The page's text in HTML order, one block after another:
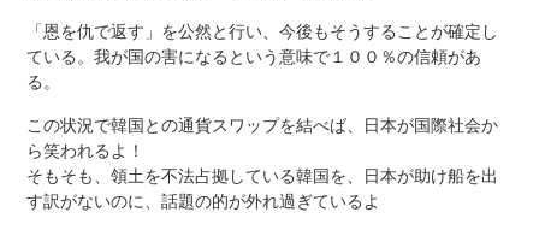
「恩を仇で返す」を公然と行い、今後もそうすることが確定し
ている。我が国の害になるという意味で１００％の信頼があ
る。
この状況で韓国との通貨スワップを結べば、日本が国際社会か
ら笑われるよ！
そもそも、領土を不法占拠している韓国を、日本が助け船を出
す訳がないのに、話題の的が外れ過ぎているよ